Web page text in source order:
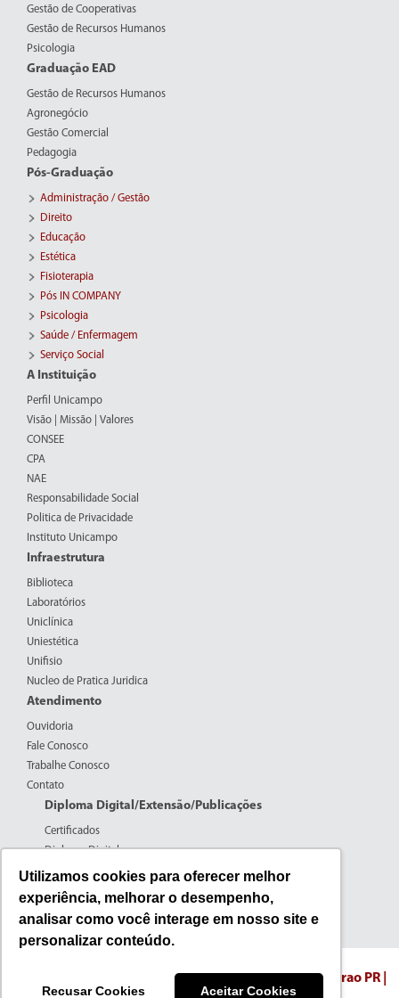
Utilizamos cookies para oferecer melhor
experiência, melhorar o desempenho,
analisar como você interage em nosso site e
personalizar conteúdo.
Recusar Cookies Aceitar Cookies
Gestão de Cooperativas
Gestão de Recursos Humanos
Psicologia
Graduação EAD
Gestão de Recursos Humanos
Agronegócio
Gestão Comercial
Pedagogia
Pós-Graduação
Administração / Gestão
Direito
Educação
Estética
Fisioterapia
Pós IN COMPANY
Psicologia
Saúde / Enfermagem
Serviço Social
A Instituição
Perfil Unicampo
Visão | Missão | Valores
CONSEE
CPA
NAE
Responsabilidade Social
Politica de Privacidade
Instituto Unicampo
Infraestrutura
Biblioteca
Laboratórios
Uniclínica
Uniestética
Unifisio
Nucleo de Pratica Juridica
Atendimento
Ouvidoria
Fale Conosco
Trabalhe Conosco
Contato
Diploma Digital/Extensão/Publicações
Certificados
Diploma Digital
Formulários CPERS
Extensão
Endereco: Rua Edmundo Mercer N. 608 - Campo Mourao PR |
Centro